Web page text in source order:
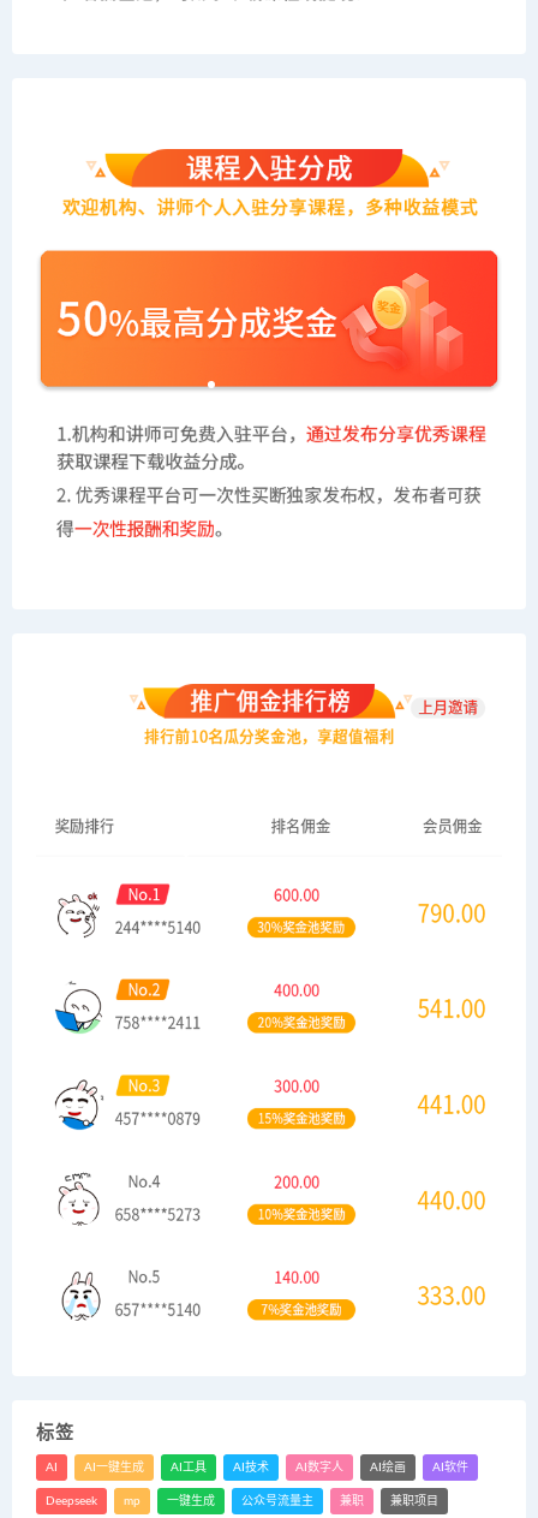
标签
AI AI一键生成 AI工具 AI技术 AI数字人 AI绘画 AI软件
Deepseek mp 一键生成 公众号流量主 兼职 兼职项目